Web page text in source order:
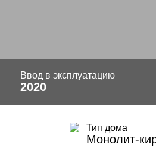
Ввод в эксплуатацию
2020
Тип дома
Монолит-